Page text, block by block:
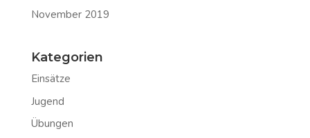
November 2019
Kategorien
Einsätze
Jugend
Übungen